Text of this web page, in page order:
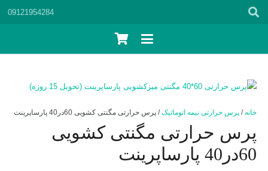
خانه /پرس حرارتی نیمه اتوماتیک/ پرس حرارتی مگنتی کشویی 60در40 پارساپرینت
پرس حرارتی مگنتی کشویی
60در40 پارساپرینت